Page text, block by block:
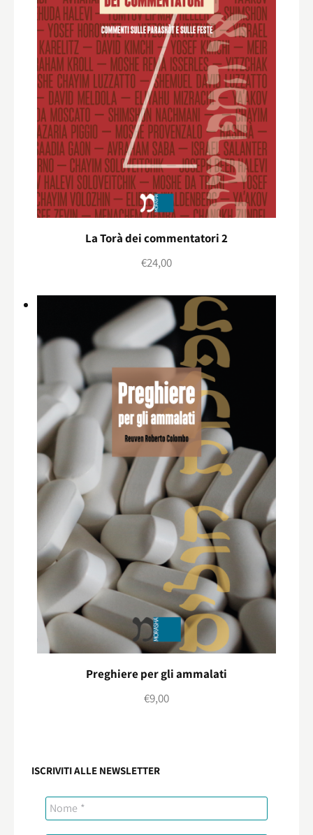
La Torà dei commentatori 2
€24,00
Preghiere per gli ammalati
€9,00
ISCRIVITI ALLE NEWSLETTER